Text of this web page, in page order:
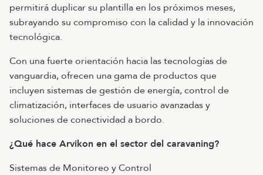
permitirá duplicar su plantilla en los próximos meses,
subrayando su compromiso con la calidad y la innovación
tecnológica.
Con una fuerte orientación hacia las tecnologías de
vanguardia, ofrecen una gama de productos que
incluyen sistemas de gestión de energía, control de
climatización, interfaces de usuario avanzadas y
soluciones de conectividad a bordo.
¿Qué hace Arvikon en el sector del caravaning?
Sistemas de Monitoreo y Control